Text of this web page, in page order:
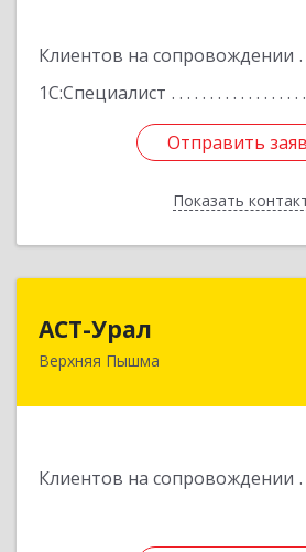
Клиентов на сопровождении
1С:Специалист
Отправить
Показать
Отправить
Назад
АСТ-Урал
Верхняя Пышма
Клиентов на сопровождении
624090, Свердловская обл,